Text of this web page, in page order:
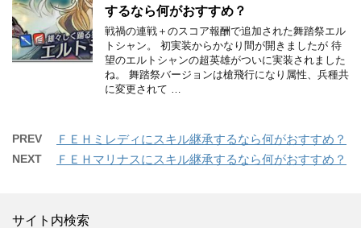
するなら何がおすすめ？
戦禍の連戦＋のスコア報酬で追加された舞踏祭エル
トシャン。 初実装からかなり間が開きましたが 待
望のエルトシャンの超英雄がついに実装されました
ね。 舞踏祭バージョンは槍飛行になり属性、兵種共
に変更されて …
PREV ＦＥＨミレディにスキル継承するなら何がおすすめ？
NEXT ＦＥＨマリナスにスキル継承するなら何がおすすめ？
サイト内検索